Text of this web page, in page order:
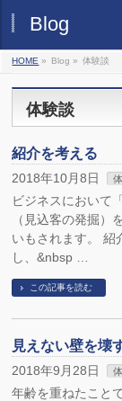
Blog
HOME » Blog » 体験談
体験談
紹介を考える
2018年10月8日
ビジネスにおいて
（見込客の発掘
いもされます。 紹
し、&nbsp …
この記事を読む
見えない壁を壊
2018年9月28日
年齢を重ねたこと